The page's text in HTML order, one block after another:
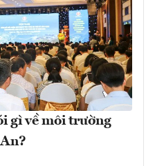
gì về môi trường